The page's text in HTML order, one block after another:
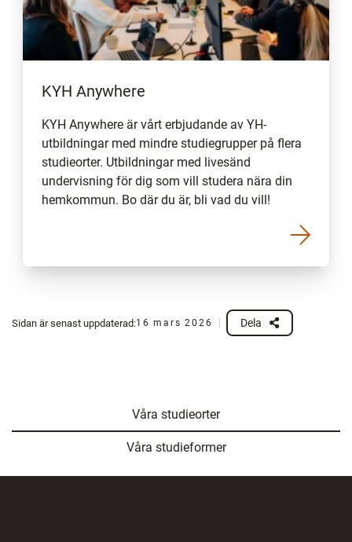
KYH Anywhere
KYH Anywhere är vårt erbjudande av YH-
utbildningar med mindre studiegrupper på flera
studieorter. Utbildningar med livesänd
undervisning för dig som vill studera nära din
hemkommun. Bo där du är, bli vad du vill!
Sidan är senast uppdaterad:16 mars 2026 Dela
Våra studieorter
Våra studieformer